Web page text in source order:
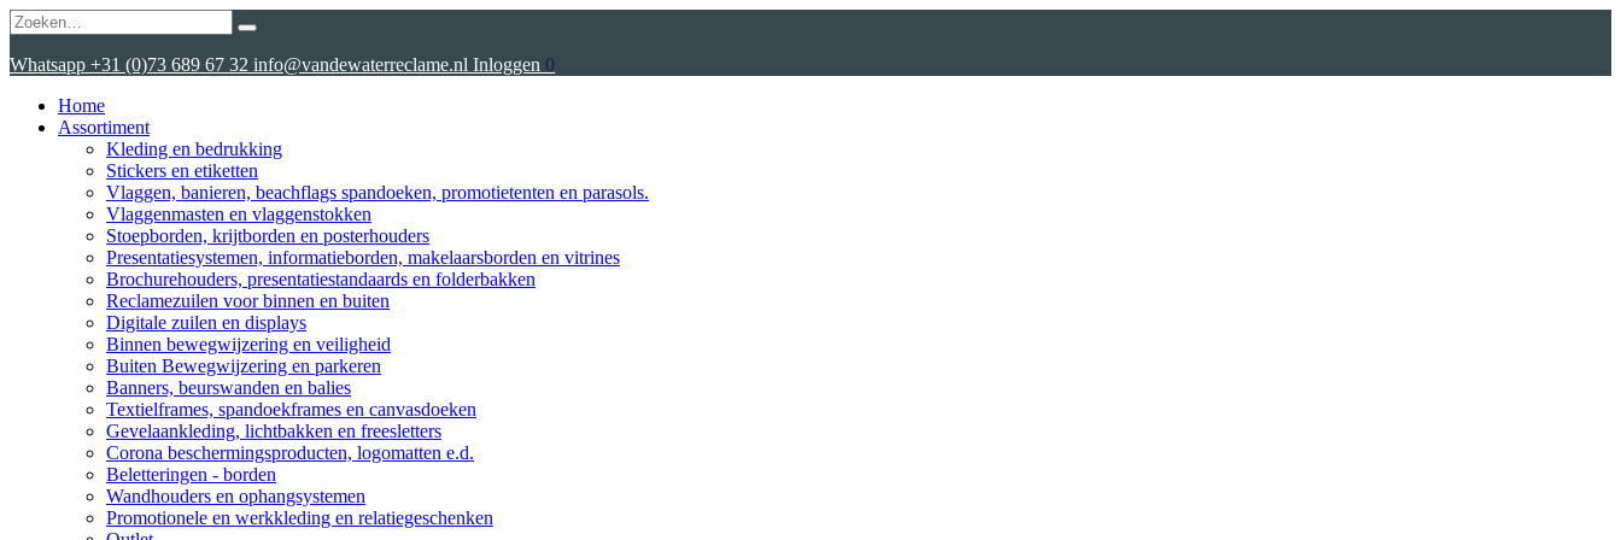
Whatsapp +31 (0)73 689 67 32 info@vandewaterreclame.nl Inloggen 0
Home
Assortiment
Kleding en bedrukking
Stickers en etiketten
Vlaggen, banieren, beachflags spandoeken, promotietenten en parasols.
Vlaggenmasten en vlaggenstokken
Stoepborden, krijtborden en posterhouders
Presentatiesystemen, informatieborden, makelaarsborden en vitrines
Brochurehouders, presentatiestandaards en folderbakken
Reclamezuilen voor binnen en buiten
Digitale zuilen en displays
Binnen bewegwijzering en veiligheid
Buiten Bewegwijzering en parkeren
Banners, beurswanden en balies
Textielframes, spandoekframes en canvasdoeken
Gevelaankleding, lichtbakken en freesletters
Corona beschermingsproducten, logomatten e.d.
Beletteringen - borden
Wandhouders en ophangsystemen
Promotionele en werkkleding en relatiegeschenken